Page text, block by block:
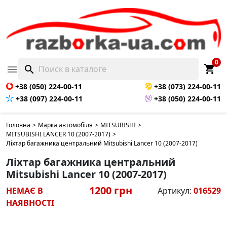
 search shopping_cart
0
+38 (050) 224-00-11
+38 (073) 224-00-11
+38 (097) 224-00-11
+38 (050) 224-00-11
Головна > Марка автомобіля > MITSUBISHI >
MITSUBISHI LANCER 10 (2007-2017) >
Ліхтар багажника центральний Mitsubishi Lancer 10 (2007-2017)
Ліхтар багажника центральний
Mitsubishi Lancer 10 (2007-2017)
НЕМАЄ В
НАЯВНОСТІ
1200 грн Артикул: 016529
НЕМАЄ В НАЯВНОСТІ